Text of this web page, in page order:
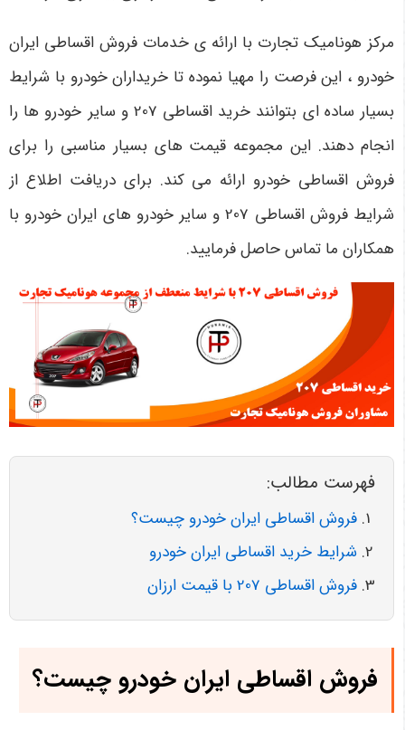
مرکز هونامیک تجارت با ارائه ی خدمات فروش اقساطی ایران
خودرو ، این فرصت را مهیا نموده تا خریداران خودرو با شرایط
بسیار ساده ای بتوانند خرید اقساطی 207 و سایر خودرو ها را
انجام دهند. این مجموعه قیمت های بسیار مناسبی را برای
فروش اقساطی خودرو ارائه می کند. برای دریافت اطلاع از
شرایط فروش اقساطی 207 و سایر خودرو های ایران خودرو با
همکاران ما تماس حاصل فرمایید.
فهرست مطالب:
فروش اقساطی ایران خودرو چیست؟
شرایط خرید اقساطی ایران خودرو
فروش اقساطی 207 با قیمت ارزان
فروش اقساطی ایران خودرو چیست؟